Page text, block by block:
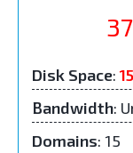
Disk Space:
Bandwidth:
Domains: 15